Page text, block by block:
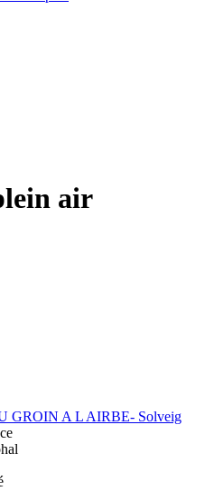
air
GROIN A L AIRBE- Solveig